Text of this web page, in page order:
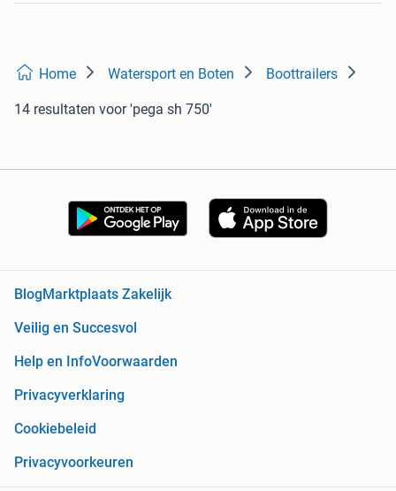
Home Watersport en Boten Boottrailers
14 resultaten voor 'pega sh 750'
Blog Marktplaats Zakelijk
Veilig en Succesvol
Help en InfoVoorwaarden
Privacyverklaring
Cookiebeleid
Privacyvoorkeuren